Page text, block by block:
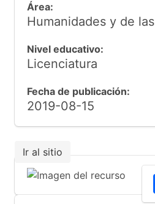
Área:
Humanidades y de
Nivel educativo:
Licenciatura
Fecha de publicación:
2019-08-15
Ir al sitio